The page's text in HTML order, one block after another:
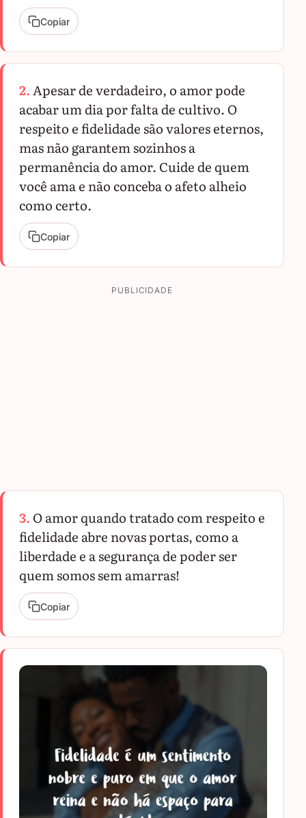
Copiar
2.Apesar de verdadeiro, o amor pode
acabar um dia por falta de cultivo. O
respeito e fidelidade são valores eternos,
mas não garantem sozinhos a
permanência do amor. Cuide de quem
você ama e não conceba o afeto alheio
como certo.
Copiar
PUBLICIDADE
3. O amor quando tratado com respeito e
fidelidade abre novas portas, como a
liberdade e a segurança de poder ser
quem somos sem amarras!
Copiar